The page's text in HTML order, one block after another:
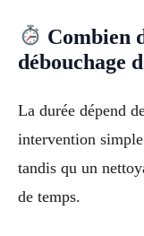
Combien
débouchage
La durée dépend
intervention
tandis qu un
de temps.